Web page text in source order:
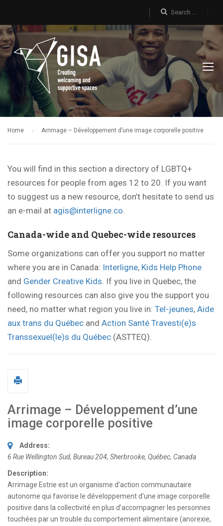
Home Arrimage – Développement d’une image corporelle positive
You will find in this section a directory of LGBTQ+
resources for people from ages 12 to 20. If you want
to suggest us a new resource, don’t hesitate to send us
an e-mail at agis@interligne.co.
Canada-wide and Quebec-wide resources
Some organizations can offer you support no matter
where you are in Canada: Interligne, Kids Help Phone
and Gender Creative Kids. If you live in Quebec, the
following resources can also give you the support you
need, no matter what region you live in: Tel-jeunes, Aide
aux trans du Québec and Action Santé Travesti(e)s
Transsexuel(le)s du Québec (ASTTEQ).
Arrimage – Développement d’une
image corporelle positive
Address:
6 Rue Wellington Sud, Bureau 204, Sherbrooke, Québec, Canada
Description:
Arrimage Estrie est un organisme d’action communautaire
autonome qui favorise le développement d’une image corporelle
positive dans la collectivité en plus d’accompagner les personnes
touchées par un trouble du comportement alimentaire (anorexie,